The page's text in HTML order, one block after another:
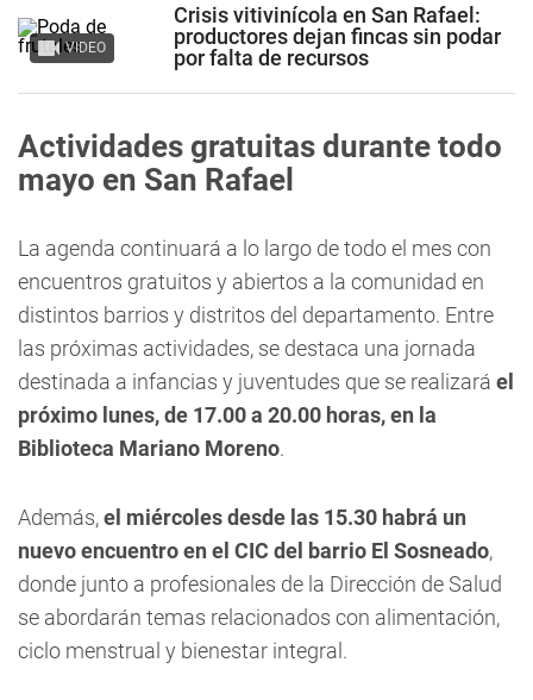
VIDEO
Crisis vitivinícola en San Rafael:
productores dejan fincas sin podar
por falta de recursos
Actividades gratuitas durante todo
mayo en San Rafael
La agenda continuará a lo largo de todo el mes con
encuentros gratuitos y abiertos a la comunidad en
distintos barrios y distritos del departamento. Entre
las próximas actividades, se destaca una jornada
destinada a infancias y juventudes que se realizará el
próximo lunes, de 17.00 a 20.00 horas, en la
Biblioteca Mariano Moreno.
Además,el miércoles desde las 15.30 habrá un
nuevo encuentro en el CIC del barrio El Sosneado,
donde junto a profesionales de la Dirección de Salud
se abordarán temas relacionados con alimentación,
ciclo menstrual y bienestar integral.